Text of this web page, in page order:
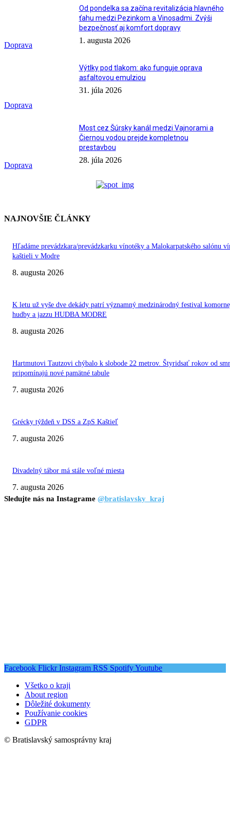
Doprava
Od pondelka sa začína revitalizácia hlavného
ťahu medzi Pezinkom a Vinosadmi. Zvýši
bezpečnosť aj komfort dopravy
1. augusta 2026
Doprava
Výtlky pod tlakom: ako funguje oprava
asfaltovou emulziou
31. júla 2026
Doprava
Most cez Šúrsky kanál medzi Vajnorami a
Čiernou vodou prejde kompletnou
prestavbou
28. júla 2026
NAJNOVŠIE ČLÁNKY
Hľadáme prevádzkara/prevádzkarku vínotéky a Malokarpatského salónu
kaštieli v Modre
8. augusta 2026
K letu už vyše dve dekády patrí významný medzinárodný festival
hudby a jazzu HUDBA MODRE
8. augusta 2026
Hartmutovi Tautzovi chýbalo k slobode 22 metrov. Štyridsať rokov od
pripomínajú nové pamätné tabule
7. augusta 2026
Grécky týždeň v DSS a ZpS Kaštieľ
7. augusta 2026
Divadelný tábor má stále voľné miesta
7. augusta 2026
Sledujte nás na Instagrame @bratislavsky_kraj
Facebook Flickr Instagram RSS SpotifyYoutube
Všetko o kraji
About region
Dôležité dokumenty
Používanie cookies
GDPR
© Bratislavský samosprávny kraj